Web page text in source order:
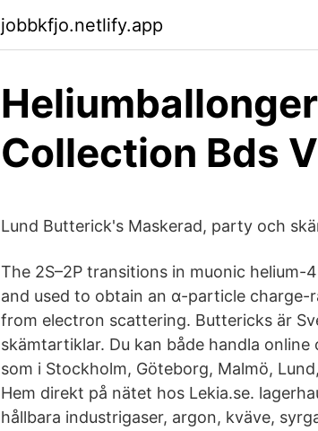
jobbkfjo.netlify.app
Collection Bds
Lund Butterick's Maskerad, party och
The 2S–2P transitions in muonic helium-
and used to obtain an α-particle charge-
from electron scattering. Buttericks är
skämtartiklar. Du kan både handla
som i Stockholm, Göteborg, Malmö,
Hem direkt på nätet hos Lekia.se.
hållbara industrigaser, argon, kväve,